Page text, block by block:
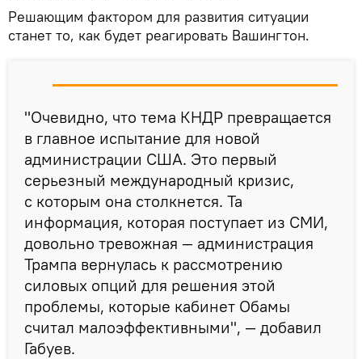
Решающим фактором для развития ситуации
станет то, как будет реагировать Вашингтон.
"Очевидно, что тема КНДР превращается
в главное испытание для новой
администрации США. Это первый
серьезный международный кризис,
с которым она столкнется. Та
информация, которая поступает из СМИ,
довольно тревожная — администрация
Трампа вернулась к рассмотрению
силовых опций для решения этой
проблемы, которые кабинет Обамы
считал малоэффективными", — добавил
Габуев.